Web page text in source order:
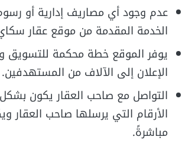
عدم وجود أي مصاريف إدارية أو
الخدمة المقدمة من موقع عقار
يوفر الموقع خطة محكمة
الإعلان إلى الآلاف من المستهدفين.
التواصل مع صاحب العقار يكون
الأرقام التي يرسلها صاحب العقار
مباشرةً.